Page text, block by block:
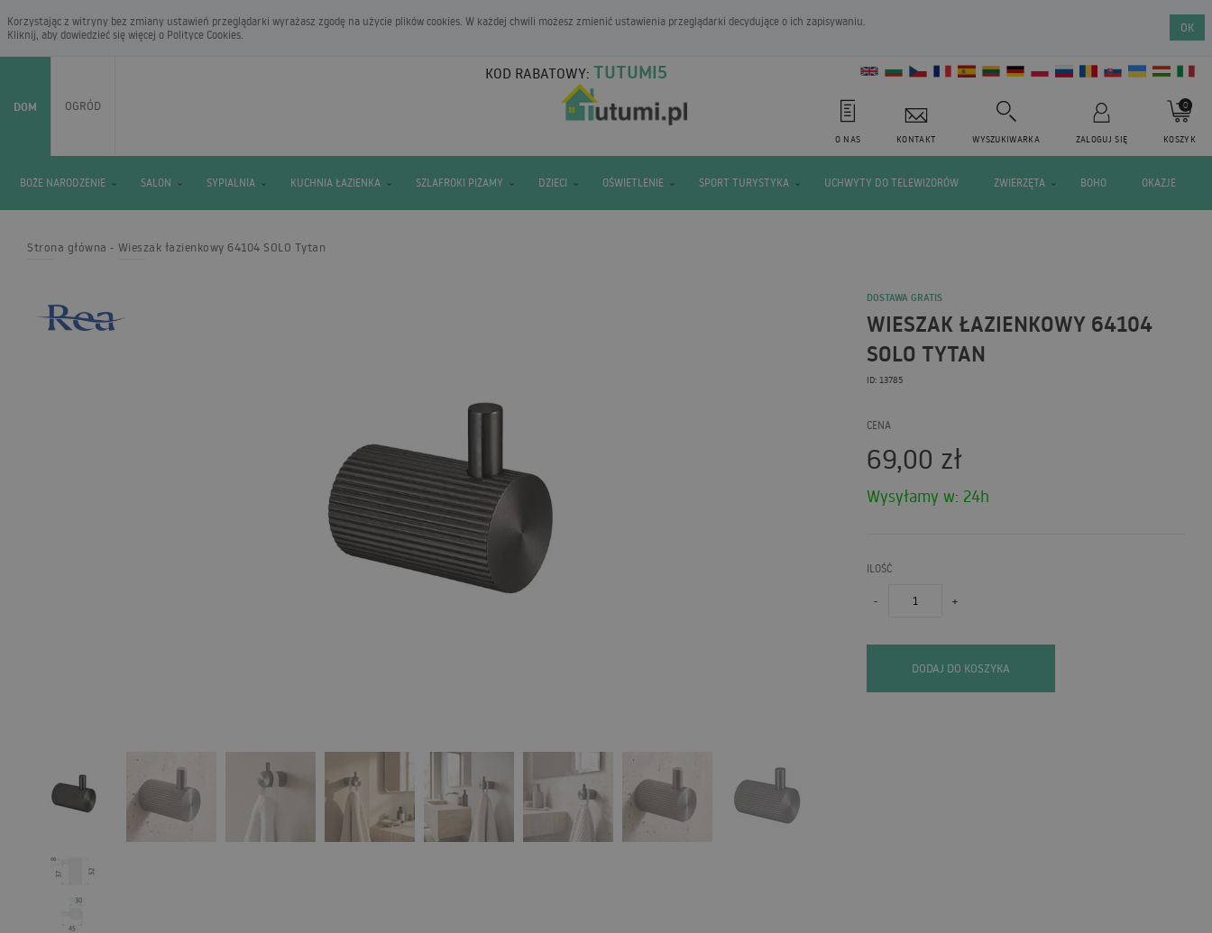
Korzystając z witryny bez zmiany ustawień przeglądarki wyrażasz zgodę na użycie plików cookies. W każdej chwili możesz zmienić ustawienia przeglądarki decydujące o ich zapisywaniu.
Kliknij, aby dowiedzieć się więcej o Polityce Cookies.
OK
DOM OGRÓD
KOD RABATOWY: TUTUMI5
O NAS KONTAKT WYSZUKIWARKA ZALOGUJ SIĘ KOSZYK
0
BOŻE NARODZENIE SALON SYPIALNIA KUCHNIA ŁAZIENKA SZLAFROKI PIŻAMY DZIECI OŚWIETLENIE SPORT TURYSTYKA UCHWYTY DO TELEWIZORÓW ZWIERZĘTA BOHO OKAZJE
Strona główna Wieszak łazienkowy 64104 SOLO Tytan
DOSTAWA GRATIS
WIESZAK ŁAZIENKOWY 64104
SOLO TYTAN
ID: 13785
CENA
69,00 zł
Wysyłamy w: 24h
ILOŚĆ
- +
DODAJ DO KOSZYKA